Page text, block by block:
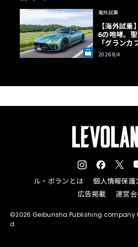
アルファ・ロメオとルナ・ロッサの
開催される第38回アメリカズカップ
たものである。今回のテスト完了は
であり、両者が共に挑む新たな戦い
う。
海外試乗
【海外試
6の咆哮。
「グラン
ロフェオ3台
LANT LAB》
2026 8/4
ル・ボランとは 個人情報保護
広告掲載
運営
©2026 Geibunsha Publishing company
d.